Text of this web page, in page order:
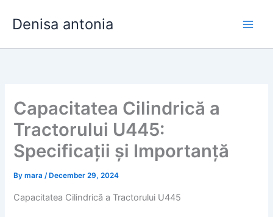
Denisa antonia
Capacitatea Cilindrică a
Tractorului U445:
Specificații și Importanță
Bymara/ December 29, 2024
Capacitatea Cilindrică a Tractorului U445